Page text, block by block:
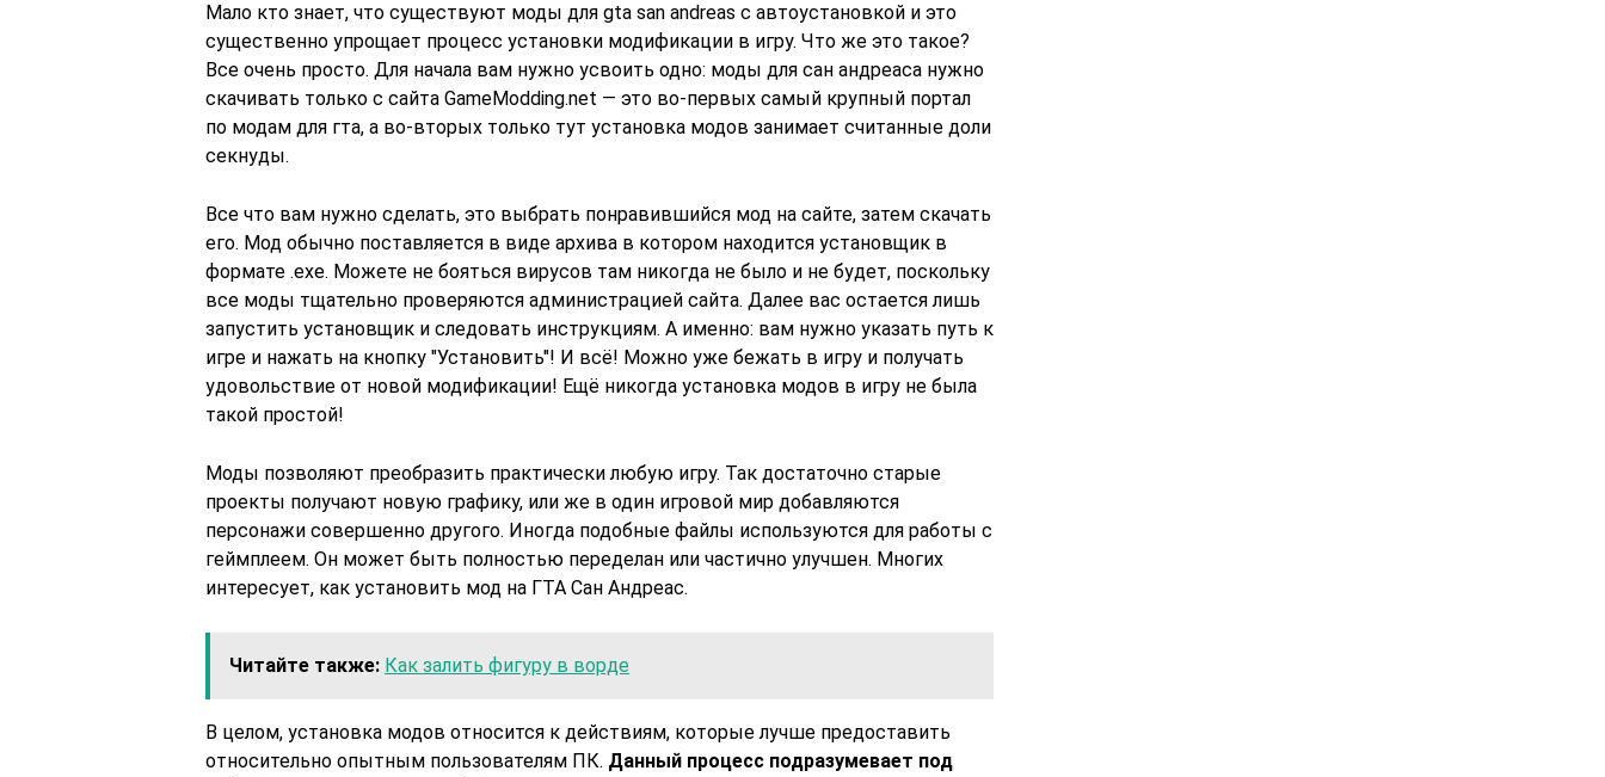
Мало кто знает, что существуют моды для gta san andreas с автоустановкой и это
существенно упрощает процесс установки модификации в игру. Что же это такое?
Все очень просто. Для начала вам нужно усвоить одно: моды для сан андреаса нужно
скачивать только с сайта GameModding.net — это во-первых самый крупный портал
по модам для гта, а во-вторых только тут установка модов занимает считанные доли
секнуды.
Все что вам нужно сделать, это выбрать понравившийся мод на сайте, затем скачать
его. Мод обычно поставляется в виде архива в котором находится установщик в
формате .exe. Можете не бояться вирусов там никогда не было и не будет, поскольку
все моды тщательно проверяются администрацией сайта. Далее вас остается лишь
запустить установщик и следовать инструкциям. А именно: вам нужно указать путь к
игре и нажать на кнопку "Установить"! И всё! Можно уже бежать в игру и получать
удовольствие от новой модификации! Ещё никогда установка модов в игру не была
такой простой!
Моды позволяют преобразить практически любую игру. Так достаточно старые
проекты получают новую графику, или же в один игровой мир добавляются
персонажи совершенно другого. Иногда подобные файлы используются для работы с
геймплеем. Он может быть полностью переделан или частично улучшен. Многих
интересует, как установить мод на ГТА Сан Андреас.
Читайте также: Как залить фигуру в ворде
В целом, установка модов относится к действиям, которые лучше предоставить
относительно опытным пользователям ПК. Данный процесс подразумевает под